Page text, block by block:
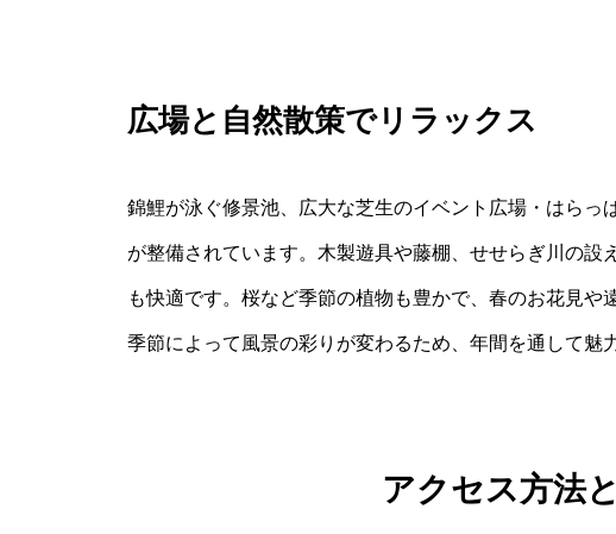
広場と自然散策でリラックス
錦鯉が泳ぐ修景池、広大な芝生のイベント広場・はらっ
が整備されています。木製遊具や藤棚、せせらぎ川の設
も快適です。桜など季節の植物も豊かで、春のお花見
季節によって風景の彩りが変わるため、年間を通して魅
アクセス方法